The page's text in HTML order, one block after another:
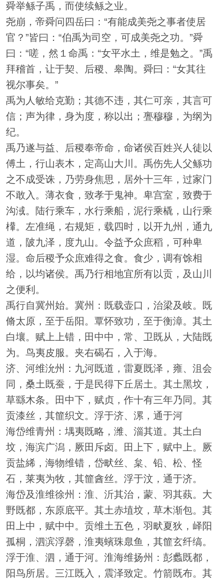
舜举鲧子禹，而使续鲧之业。
尧崩，帝舜问四岳曰：“有能成美尧之事者使居
官？”皆曰：“伯禹为司空，可成美尧之功。”舜
曰：“嗟，然１命禹：“女平水土，维是勉之。”禹
拜稽首，让于契、后稷、皋陶。舜曰：“女其往
视尔事矣。”
禹为人敏给克勤；其德不违，其仁可亲，其言可
信；声为律，身为度，称以出；亹穆穆，为纲为
纪。
禹乃遂与益、后稷奉帝命，命诸侯百姓兴人徒以
傅土，行山表木，定高山大川。禹伤先人父鲧功
之不成受诛，乃劳身焦思，居外十三年，过家门
不敢入。薄衣食，致孝于鬼神。卑宫室，致费于
沟淢。陆行乘车，水行乘船，泥行乘橇，山行乘
檋。左准绳，右规矩，载四时，以开九州，通九
道，陂九泽，度九山。令益予众庶稻，可种卑
湿。命后稷予众庶难得之食。食少，调有馀相
给，以均诸侯。禹乃行相地宜所有以贡，及山川
之便利。
禹行自冀州始。冀州：既载壶口，治梁及岐。既
脩太原，至于岳阳。覃怀致功，至于衡漳。其土
白壤。赋上上错，田中中，常、卫既从，大陆既
为。鸟夷皮服。夹右碣石，入于海。
济、河维沇州：九河既道，雷夏既泽，雍、沮会
同，桑土既蚕，于是民得下丘居土。其土黑坟，
草繇木条。田中下，赋贞，作十有三年乃同。其
贡漆丝，其篚织文。浮于济、漯，通于河
海岱维青州：堣夷既略，潍、淄其道。其土白
坟，海滨广潟，厥田斥卤。田上下，赋中上。厥
贡盐絺，海物维错，岱畎丝、枲、铅、松、怪
石，莱夷为牧，其篚酓丝。浮于汶，通于济。
海岱及淮维徐州：淮、沂其治，蒙、羽其蓺。大
野既都，东原底平。其土赤埴坟，草木渐包。其
田上中，赋中中。贡维土五色，羽畎夏狄，峄阳
孤桐，泗滨浮磬，淮夷蠙珠臮鱼，其篚玄纤缟。
浮于淮、泗，通于河。淮海维扬州：彭蠡既都，
阳鸟所居。三江既入，震泽致定。竹箭既布。其